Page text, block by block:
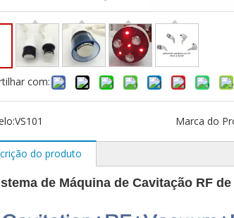
com:
VS101 Marca do
do produto
de Máquina de Cavitação RF